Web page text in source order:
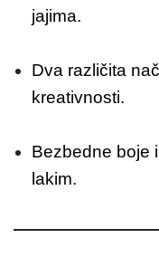
jajima.
Dva različita
kreativnosti.
Bezbedne boje
lakim.